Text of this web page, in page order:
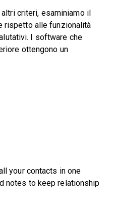
criteri, esaminiamo il
rispetto alle funzionalità
I software che
ottengono un
your contacts in one
notes to keep relationship